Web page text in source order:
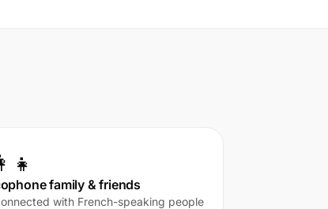
family & friends
with French-speaking people